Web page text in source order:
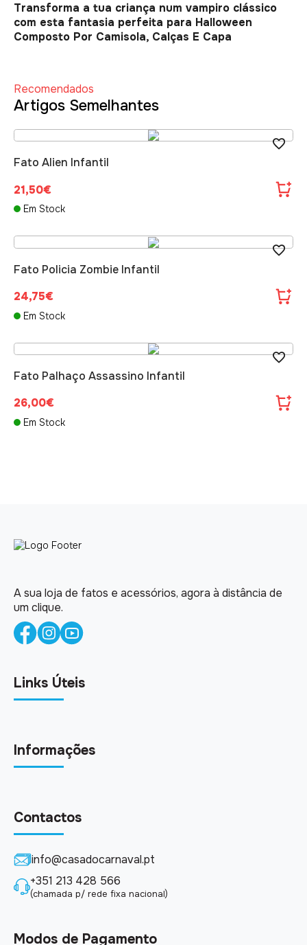
Transforma a tua criança num vampiro clássico
com esta fantasia perfeita para Halloween
Composto Por Camisola, Calças E Capa
Recomendados
Artigos Semelhantes
Fato Alien Infantil
21,50€
Em Stock
Fato Policia Zombie Infantil
24,75€
Em Stock
Fato Palhaço Assassino Infantil
26,00€
Em Stock
A sua loja de fatos e acessórios, agora à distância de
um clique.
Links Úteis
Informações
Contactos
info@casadocarnaval.pt
+351 213 428 566
(chamada p/ rede fixa nacional)
Modos de Pagamento